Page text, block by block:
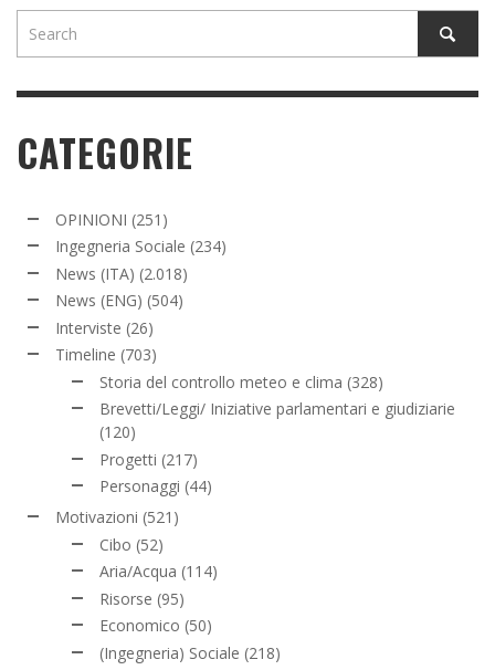
CATEGORIE
OPINIONI (251)
Ingegneria Sociale (234)
News (ITA) (2.018)
News (ENG) (504)
Interviste (26)
Timeline (703)
Storia del controllo meteo e clima (328)
Brevetti/Leggi/ Iniziative parlamentari e giudiziarie
(120)
Progetti (217)
Personaggi (44)
Motivazioni (521)
Cibo (52)
Aria/Acqua (114)
Risorse (95)
Economico (50)
(Ingegneria) Sociale (218)